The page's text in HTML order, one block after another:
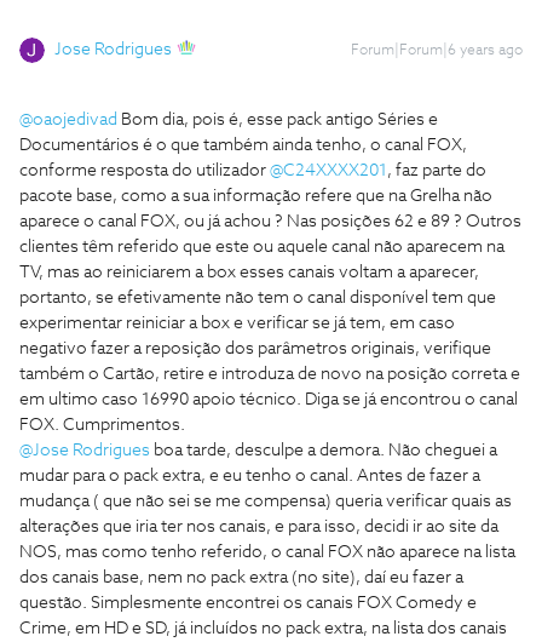
Jose Rodrigues Forum|Forum|6 years ago
@oaojedivad Bom dia, pois é, esse pack antigo Séries e
Documentários é o que também ainda tenho, o canal FOX,
conforme resposta do utilizador @C24XXXX201 , faz parte do
pacote base, como a sua informação refere que na Grelha não
aparece o canal FOX, ou já achou ? Nas posições 62 e 89 ? Outros
clientes têm referido que este ou aquele canal não aparecem na
TV, mas ao reiniciarem a box esses canais voltam a aparecer,
portanto, se efetivamente não tem o canal disponível tem que
experimentar reiniciar a box e verificar se já tem, em caso
negativo fazer a reposição dos parâmetros originais, verifique
também o Cartão, retire e introduza de novo na posição correta e
em ultimo caso 16990 apoio técnico. Diga se já encontrou o canal
FOX. Cumprimentos.
@Jose Rodrigues boa tarde, desculpe a demora. Não cheguei a
mudar para o pack extra, e eu tenho o canal. Antes de fazer a
mudança ( que não sei se me compensa) queria verificar quais as
alterações que iria ter nos canais, e para isso, decidi ir ao site da
NOS, mas como tenho referido, o canal FOX não aparece na lista
dos canais base, nem no pack extra (no site), daí eu fazer a
questão. Simplesmente encontrei os canais FOX Comedy e
Crime, em HD e SD, já incluídos no pack extra, na lista dos canais